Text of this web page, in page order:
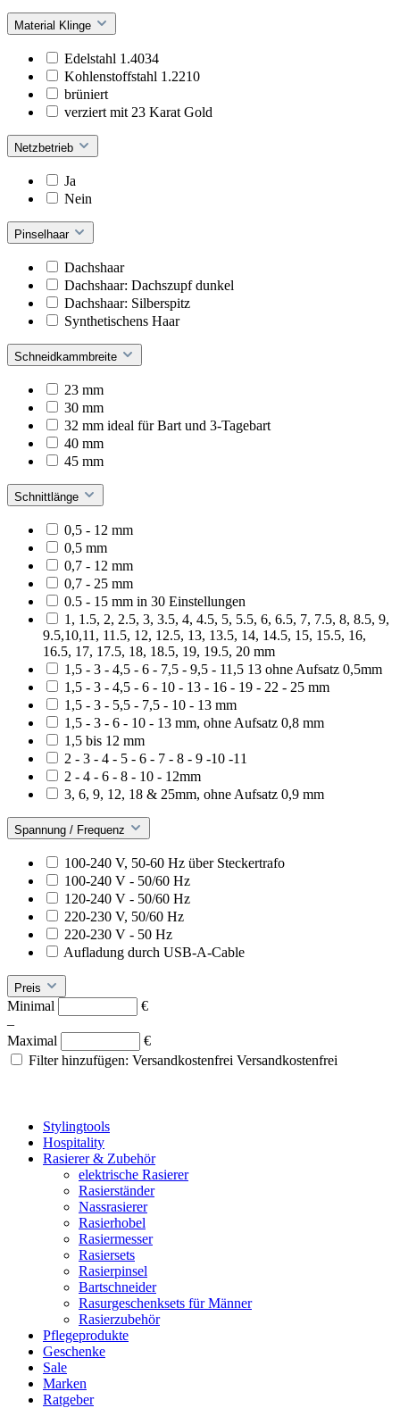
Material Klinge
Edelstahl 1.4034
Kohlenstoffstahl 1.2210
brüniert
verziert mit 23 Karat Gold
Netzbetrieb
Ja
Nein
Pinselhaar
Dachshaar
Dachshaar: Dachszupf dunkel
Dachshaar: Silberspitz
Synthetischens Haar
Schneidkammbreite
23 mm
30 mm
32 mm ideal für Bart und 3-Tagebart
40 mm
45 mm
Schnittlänge
0,5 - 12 mm
0,5 mm
0,7 - 12 mm
0,7 - 25 mm
0.5 - 15 mm in 30 Einstellungen
1, 1.5, 2, 2.5, 3, 3.5, 4, 4.5, 5, 5.5, 6, 6.5, 7, 7.5, 8, 8.5, 9,
9.5,10,11, 11.5, 12, 12.5, 13, 13.5, 14, 14.5, 15, 15.5, 16,
16.5, 17, 17.5, 18, 18.5, 19, 19.5, 20 mm
1,5 - 3 - 4,5 - 6 - 7,5 - 9,5 - 11,5 13 ohne Aufsatz 0,5mm
1,5 - 3 - 4,5 - 6 - 10 - 13 - 16 - 19 - 22 - 25 mm
1,5 - 3 - 5,5 - 7,5 - 10 - 13 mm
1,5 - 3 - 6 - 10 - 13 mm, ohne Aufsatz 0,8 mm
1,5 bis 12 mm
2 - 3 - 4 - 5 - 6 - 7 - 8 - 9 -10 -11
2 - 4 - 6 - 8 - 10 - 12mm
3, 6, 9, 12, 18 & 25mm, ohne Aufsatz 0,9 mm
Spannung / Frequenz
100-240 V, 50-60 Hz über Steckertrafo
100-240 V - 50/60 Hz
120-240 V - 50/60 Hz
220-230 V, 50/60 Hz
220-230 V - 50 Hz
Aufladung durch USB-A-Cable
Preis
Minimal
€
–
Maximal
€
Filter hinzufügen: Versandkostenfrei Versandkostenfrei
Stylingtools
Hospitality
Rasierer & Zubehör
elektrische Rasierer
Rasierständer
Nassrasierer
Rasierhobel
Rasiermesser
Rasiersets
Rasierpinsel
Bartschneider
Rasurgeschenksets für Männer
Rasierzubehör
Pflegeprodukte
Geschenke
Sale
Marken
Ratgeber